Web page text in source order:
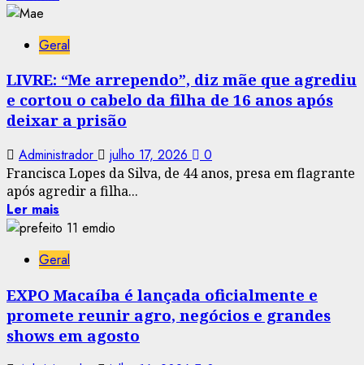
Geral
LIVRE: “Me arrependo”, diz mãe que agrediu
e cortou o cabelo da filha de 16 anos após
deixar a prisão
Administrador julho 17, 2026 0
Francisca Lopes da Silva, de 44 anos, presa em flagrante
após agredir a filha...
Ler mais
Geral
EXPO Macaíba é lançada oficialmente e
promete reunir agro, negócios e grandes
shows em agosto